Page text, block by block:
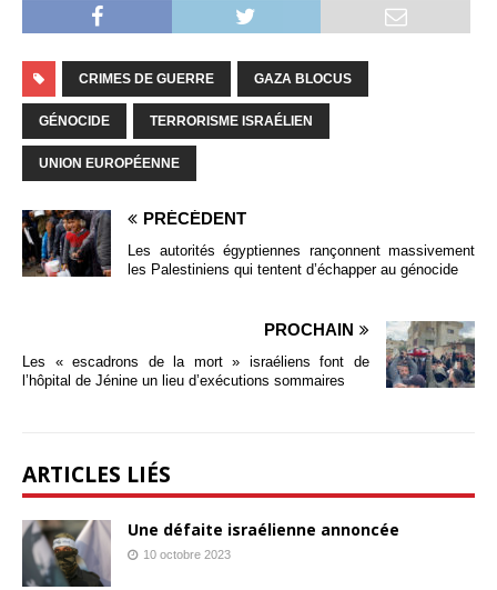
CRIMES DE GUERRE GAZA BLOCUS
GÉNOCIDE TERRORISME ISRAÉLIEN
UNION EUROPÉENNE
PRÉCÉDENT
Les autorités égyptiennes rançonnent massivement
les Palestiniens qui tentent d’échapper au génocide
PROCHAIN
Les « escadrons de la mort » israéliens font de
l’hôpital de Jénine un lieu d’exécutions sommaires
ARTICLES LIÉS
Une défaite israélienne annoncée
10 octobre 2023